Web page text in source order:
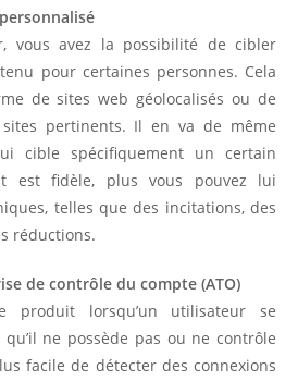
vous avez la possibilité de cibler
pour certaines personnes. Cela
de sites web géolocalisés ou de
pertinents. Il en va de même
cible spécifiquement un certain
est fidèle, plus vous pouvez lui
telles que des incitations, des
réductions.
de contrôle du compte (ATO)
produit lorsqu’un utilisateur se
ne possède pas ou ne contrôle
facile de détecter des connexions